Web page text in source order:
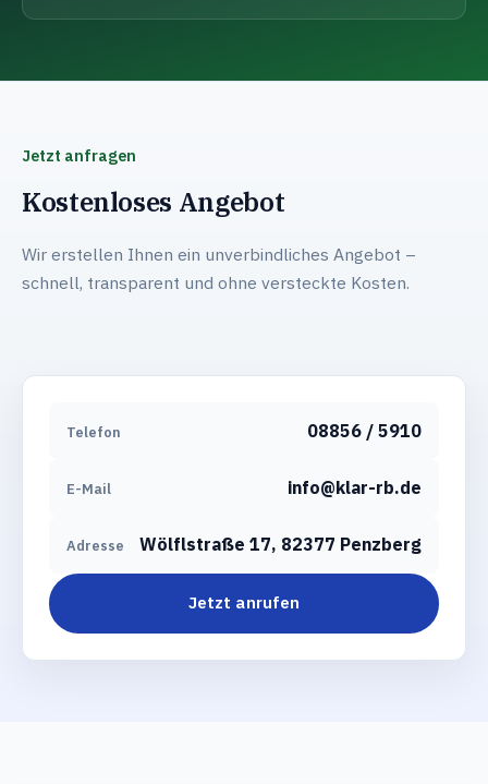
Jetzt anfragen
Kostenloses Angebot
Wir erstellen Ihnen ein unverbindliches Angebot –
schnell, transparent und ohne versteckte Kosten.
Telefon 08856 / 5910
E-Mail info@klar-rb.de
Adresse Wölflstraße 17, 82377 Penzberg
Jetzt anrufen